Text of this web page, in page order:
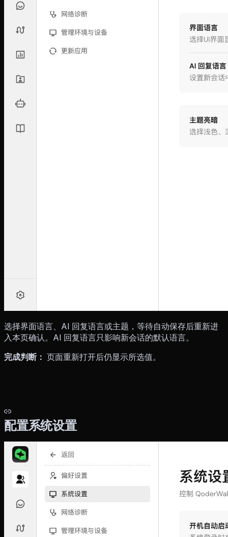
选择界面语言、AI 回复语言或主题，等待自动保存后重新进
入本页确认。AI 回复语言只影响新会话的默认语言。
完成判断： 页面重新打开后仍显示所选值。
配置系统设置